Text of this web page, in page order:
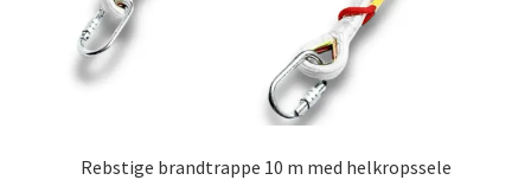
Rebstige brandtrappe 10 m med helkropssele